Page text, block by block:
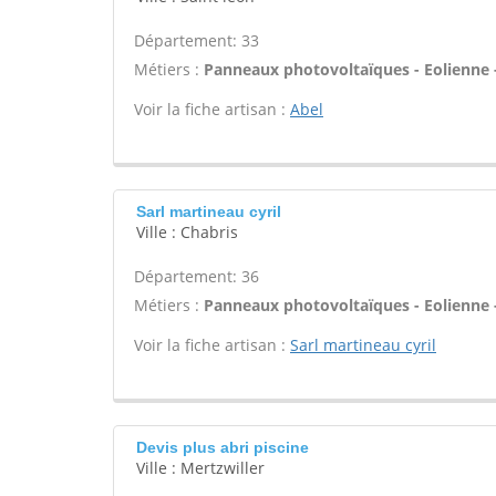
Département: 33
Métiers : Panneaux photovoltaïques - Eolienne
Voir la fiche artisan : Abel
Sarl martineau cyril
Ville : Chabris
Département: 36
Métiers : Panneaux photovoltaïques - Eolienne
Voir la fiche artisan : Sarl martineau cyril
Devis plus abri piscine
Ville : Mertzwiller